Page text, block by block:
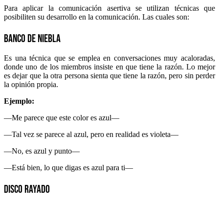
Para aplicar la comunicación asertiva se utilizan técnicas que
posibiliten su desarrollo en la comunicación. Las cuales son:
Banco de niebla
Es una técnica que se emplea en conversaciones muy acaloradas,
donde uno de los miembros insiste en que tiene la razón. Lo mejor
es dejar que la otra persona sienta que tiene la razón, pero sin perder
la opinión propia.
Ejemplo:
—Me parece que este color es azul—
—Tal vez se parece al azul, pero en realidad es violeta—
—No, es azul y punto—
—Está bien, lo que digas es azul para ti—
Disco rayado